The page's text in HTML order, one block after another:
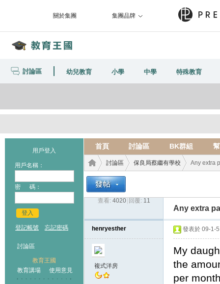
關於集團 集團品牌
討論區 幼兒教育 小學 中學 特殊教育
用戶登入
用戶名稱：
密 碼：
登入
登記帳號 忘記密碼
討論區
教育王國
教育講場
使用意見
首頁 討論區 BK群組
›
討論區
›
保良局蔡繼有學校 Any extra
查看: 4020 回覆: 11
Any extra
henryesther
複式洋房
發表於 09-1-
My
the
per